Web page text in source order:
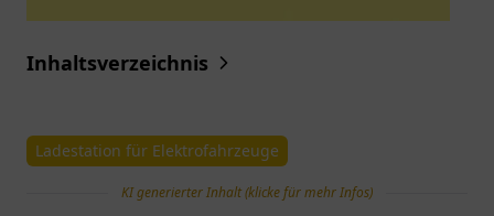
Inhaltsverzeichnis
Ladestation für Elektrofahrzeuge
KI generierter Inhalt (klicke für mehr Infos)